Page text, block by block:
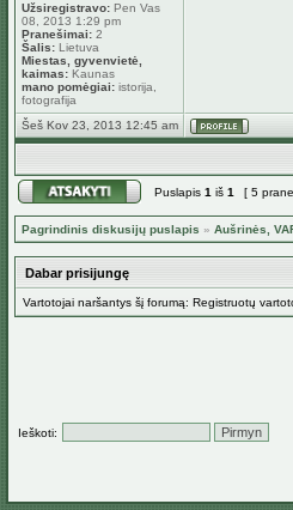
Užsiregistravo: Pen Vas
08, 2013 1:29 pm
Pranešimai: 2
Šalis: Lietuva
Miestas, gyvenvietė,
kaimas: Kaunas
mano pomėgiai: istorija,
fotografija
Šeš Kov 23, 2013 12:45 am
Puslapis 1 iš 1 [ 5
Pagrindinis diskusijų puslapis » Aušrinės,
Dabar prisijungę
Vartotojai naršantys šį forumą: Registruotų
Ieškoti: